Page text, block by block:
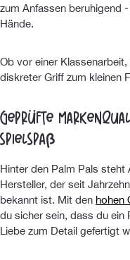
zum Anfassen beruhigend
Hände.
Ob vor einer
diskreter Griff zum kleinen
Geprüfte
Spielspaß
Hinter den Palm Pals steht
Hersteller, der seit
bekannt ist. Mit den hohen
du sicher sein, dass du
Liebe zum Detail gefertigt